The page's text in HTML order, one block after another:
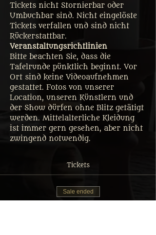
Tickets nicht Stornierbar oder
Umbuchbar sind. Nicht eingelöste
Tickets verfallen und sind nicht
Rückerstattbar.
Veranstaltungsrichtlinien
Bitte beachten Sie, dass die
Tafelrunde pünktlich beginnt. Vor
Ort sind keine Videoaufnehmen
gestattet. Fotos von unserer
Location, unseren Künstlern und
der Show dürfen ohne Blitz getätigt
werden. Mittelalterliche Kleidung
ist immer gern gesehen, aber nicht
zwingend notwendig.
Tickets
Sale ended